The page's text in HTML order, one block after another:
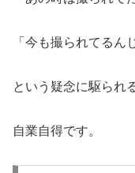
「今も撮られてるん
という疑念に駆られ
自業自得です。